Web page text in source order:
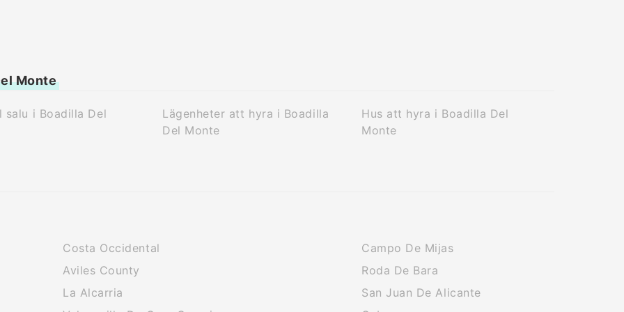
Monte
salu i Boadilla Del
Lägenheter att hyra i Boadilla
Del Monte
Hus att hyra i Boadilla Del
Monte
Costa Occidental
Aviles County
La Alcarria
Campo De Mijas
Roda De Bara
San Juan De Alicante